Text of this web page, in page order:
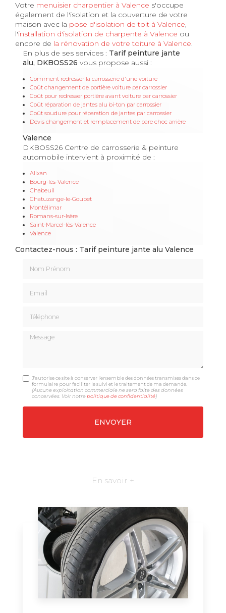
Votre menuisier charpentier à Valence s'occupe
également de l'isolation et la couverture de votre
maison avec la pose d'isolation de toit à Valence,
l'installation d'isolation de charpente à Valence ou
encore de la rénovation de votre toiture à Valence.
En plus de ses services : Tarif peinture jante
alu, DKBOSS26 vous propose aussi :
Comment redresser la carrosserie d'une voiture
Coût changement de portière voiture par carrossier
Coût pour redresser portière avant voiture par carrossier
Coût réparation de jantes alu bi-ton par carrossier
Coût soudure pour réparation de jantes par carrossier
Devis changement et remplacement de pare choc arrière
Valence
DKBOSS26 Centre de carrosserie & peinture
automobile intervient à proximité de :
Alixan
Bourg-lès-Valence
Chabeuil
Chatuzange-le-Goubet
Montélimar
Romans-sur-Isère
Saint-Marcel-lès-Valence
Valence
Contactez-nous : Tarif peinture jante alu Valence
Message
J'autorise ce site à conserver l'ensemble des données transmises dans ce
formulaire pour faciliter le suivi et le traitement de ma demande.
(Aucune exploitation commerciale ne sera faite des données
concervées. Voir notrepolitique de confidentialité)
En savoir +